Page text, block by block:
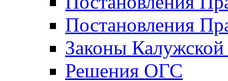
Постановления
Законы Калужской
Решения ОГС